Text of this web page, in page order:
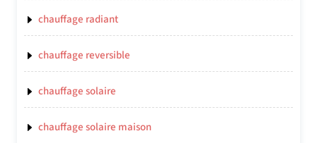
chauffage radiant
chauffage reversible
chauffage solaire
chauffage solaire maison